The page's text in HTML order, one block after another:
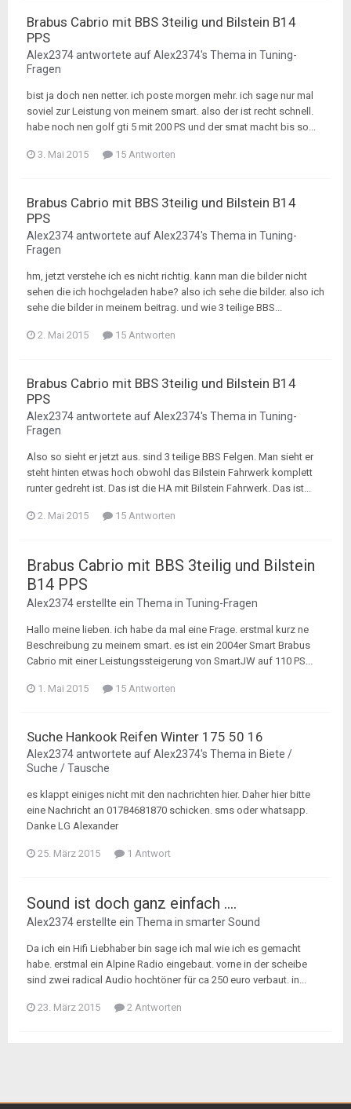
Brabus Cabrio mit BBS 3teilig und Bilstein B14
PPS
Alex2374antwortete aufAlex2374's Thema in Tuning-
Fragen
bist ja doch nen netter. ich poste morgen mehr. ich sage nur mal
soviel zur Leistung von meinem smart. also der ist recht schnell.
habe noch nen golf gti 5 mit 200 PS und der smat macht bis so...
3. Mai 2015 15 Antworten
Brabus Cabrio mit BBS 3teilig und Bilstein B14
PPS
Alex2374antwortete aufAlex2374's Thema in Tuning-
Fragen
hm, jetzt verstehe ich es nicht richtig. kann man die bilder nicht
sehen die ich hochgeladen habe? also ich sehe die bilder. also ich
sehe die bilder in meinem beitrag. und wie 3 teilige BBS...
2. Mai 2015 15 Antworten
Brabus Cabrio mit BBS 3teilig und Bilstein B14
PPS
Alex2374antwortete aufAlex2374's Thema in Tuning-
Fragen
Also so sieht er jetzt aus. sind 3 teilige BBS Felgen. Man sieht er
steht hinten etwas hoch obwohl das Bilstein Fahrwerk komplett
runter gedreht ist. Das ist die HA mit Bilstein Fahrwerk. Das ist...
2. Mai 2015 15 Antworten
Brabus Cabrio mit BBS 3teilig und Bilstein
B14 PPS
Alex2374erstellte ein Thema in Tuning-Fragen
Hallo meine lieben. ich habe da mal eine Frage. erstmal kurz ne
Beschreibung zu meinem smart. es ist ein 2004er Smart Brabus
Cabrio mit einer Leistungssteigerung von SmartJW auf 110 PS...
1. Mai 2015 15 Antworten
Suche Hankook Reifen Winter 175 50 16
Alex2374antwortete aufAlex2374's Thema in Biete /
Suche / Tausche
es klappt einiges nicht mit den nachrichten hier. Daher hier bitte
eine Nachricht an 01784681870 schicken. sms oder whatsapp.
Danke LG Alexander
25. März 2015 1 Antwort
Sound ist doch ganz einfach ....
Alex2374erstellte ein Thema in smarter Sound
Da ich ein Hifi Liebhaber bin sage ich mal wie ich es gemacht
habe. erstmal ein Alpine Radio eingebaut. vorne in der scheibe
sind zwei radical Audio hochtöner für ca 250 euro verbaut. in...
23. März 2015 2 Antworten